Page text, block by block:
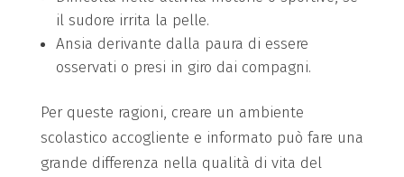
il sudore irrita la pelle.
Ansia derivante dalla paura di essere
osservati o presi in giro dai compagni.
Per queste ragioni, creare un ambiente
scolastico accogliente e informato può fare una
grande differenza nella qualità di vita del